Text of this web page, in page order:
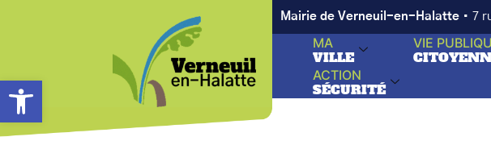
Ouvrir la barre d’outils
Mairie de Verneuil-en-Halatte • 7
MA
VILLE
VIE
ACTION
SÉCURITÉ